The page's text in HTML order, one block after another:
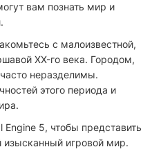
вам познать мир и
с малоизвестной,
XX-го века. Городом,
часто неразделимы.
этого периода и
Engine 5, чтобы представить
изысканный игровой мир.